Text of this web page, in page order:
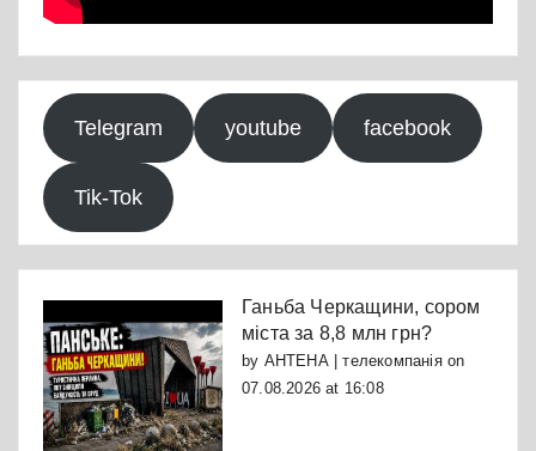
Telegram youtube facebook
Tik-Tok
Ганьба Черкащини, сором
міста за 8,8 млн грн?
by АНТЕНА | телекомпаніяon
07.08.2026 at 16:08